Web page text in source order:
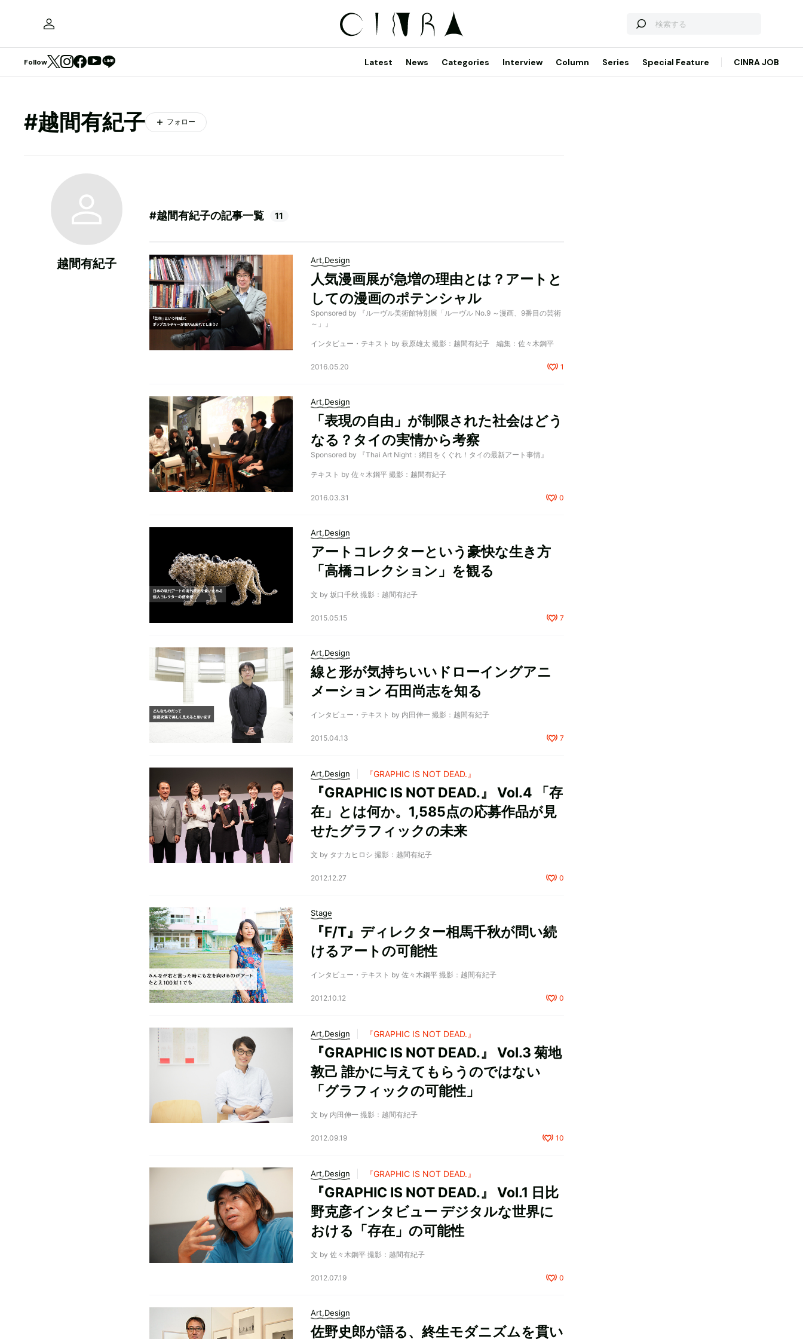
Follow Latest News Categories Interview Column Series Special Feature CINRA JOB
#越間有紀子 フォロー
越間有紀子
#越間有紀子の記事一覧 11
Art,Design
人気漫画展が急増の理由とは？アートと
しての漫画のポテンシャル
Sponsored by 『ルーヴル美術館特別展「ルーヴル No.9 ～漫画、9番目の芸術
～」』
インタビュー・テキスト by 萩原雄太 撮影：越間有紀子 編集：佐々木鋼平
2016.05.20 1
Art,Design
「表現の自由」が制限された社会はどう
なる？タイの実情から考察
Sponsored by 『Thai Art Night：網目をくぐれ！タイの最新アート事情』
テキスト by 佐々木鋼平 撮影：越間有紀子
2016.03.31 0
Art,Design
アートコレクターという豪快な生き方
「高橋コレクション」を観る
文 by 坂口千秋 撮影：越間有紀子
2015.05.15 7
Art,Design
線と形が気持ちいいドローイングアニ
メーション 石田尚志を知る
インタビュー・テキスト by 内田伸一 撮影：越間有紀子
2015.04.13 7
Art,Design 『GRAPHIC IS NOT DEAD.』
『GRAPHIC IS NOT DEAD.』 Vol.4 「存
在」とは何か。1,585点の応募作品が見
せたグラフィックの未来
文 by タナカヒロシ 撮影：越間有紀子
2012.12.27 0
Stage
『F/T』ディレクター相馬千秋が問い続
けるアートの可能性
インタビュー・テキスト by 佐々木鋼平 撮影：越間有紀子
2012.10.12 0
Art,Design 『GRAPHIC IS NOT DEAD.』
『GRAPHIC IS NOT DEAD.』 Vol.3 菊地
敦己 誰かに与えてもらうのではない
「グラフィックの可能性」
文 by 内田伸一 撮影：越間有紀子
2012.09.19 10
Art,Design 『GRAPHIC IS NOT DEAD.』
『GRAPHIC IS NOT DEAD.』 Vol.1 日比
野克彦インタビュー デジタルな世界に
おける「存在」の可能性
文 by 佐々木鋼平 撮影：越間有紀子
2012.07.19 0
Art,Design
佐野史郎が語る、終生モダニズムを貫い